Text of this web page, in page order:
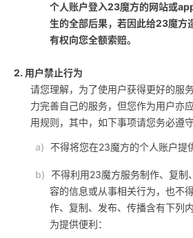
个人账户登入23魔方的网站或
生的全部后果，若因此给23魔方
有权向您全额索赔。
2. 用户禁止行为
请您理解，为了使用户获得更好的服
力完善自己的服务，但您作为用户亦
用规则，其中，如下事项请您务必遵守
a) 不得将您在23魔方的个人账户提
b)
不得利用23魔方服务制作、复制
容的信息或从事相关行为，也不
作、复制、发布、传播含有下列
为提供便利：